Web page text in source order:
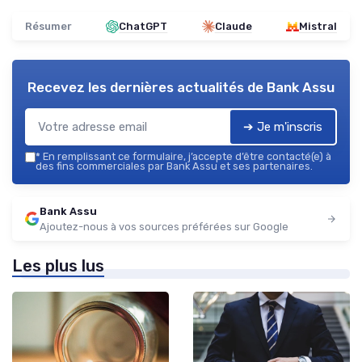
Résumer ChatGPT Claude Mistral
Recevez les dernières actualités de Bank Assu
➔ Je m'inscris
* En remplissant ce formulaire, j’accepte d’être contacté(e) à
des fins commerciales par Bank Assu et ses partenaires.
Bank Assu
Ajoutez-nous à vos sources préférées sur Google
Les plus lus